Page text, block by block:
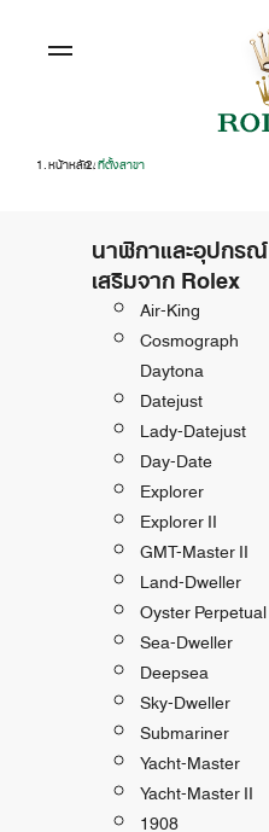
หน้าหลัก/ที่ตั้งสาขา
นาฬิกาและอุปกรณ์
เสริมจาก Rolex
Air-King
Cosmograph
Daytona
Datejust
Lady-Datejust
Day-Date
Explorer
Explorer II
GMT-Master II
Land-Dweller
Oyster Perpetual
Sea-Dweller
Deepsea
Sky-Dweller
Submariner
Yacht-Master
Yacht-Master II
1908